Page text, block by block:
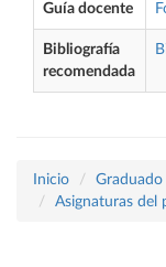
Guía docente
Bibliografía
recomendada
Inicio
Asignaturas del